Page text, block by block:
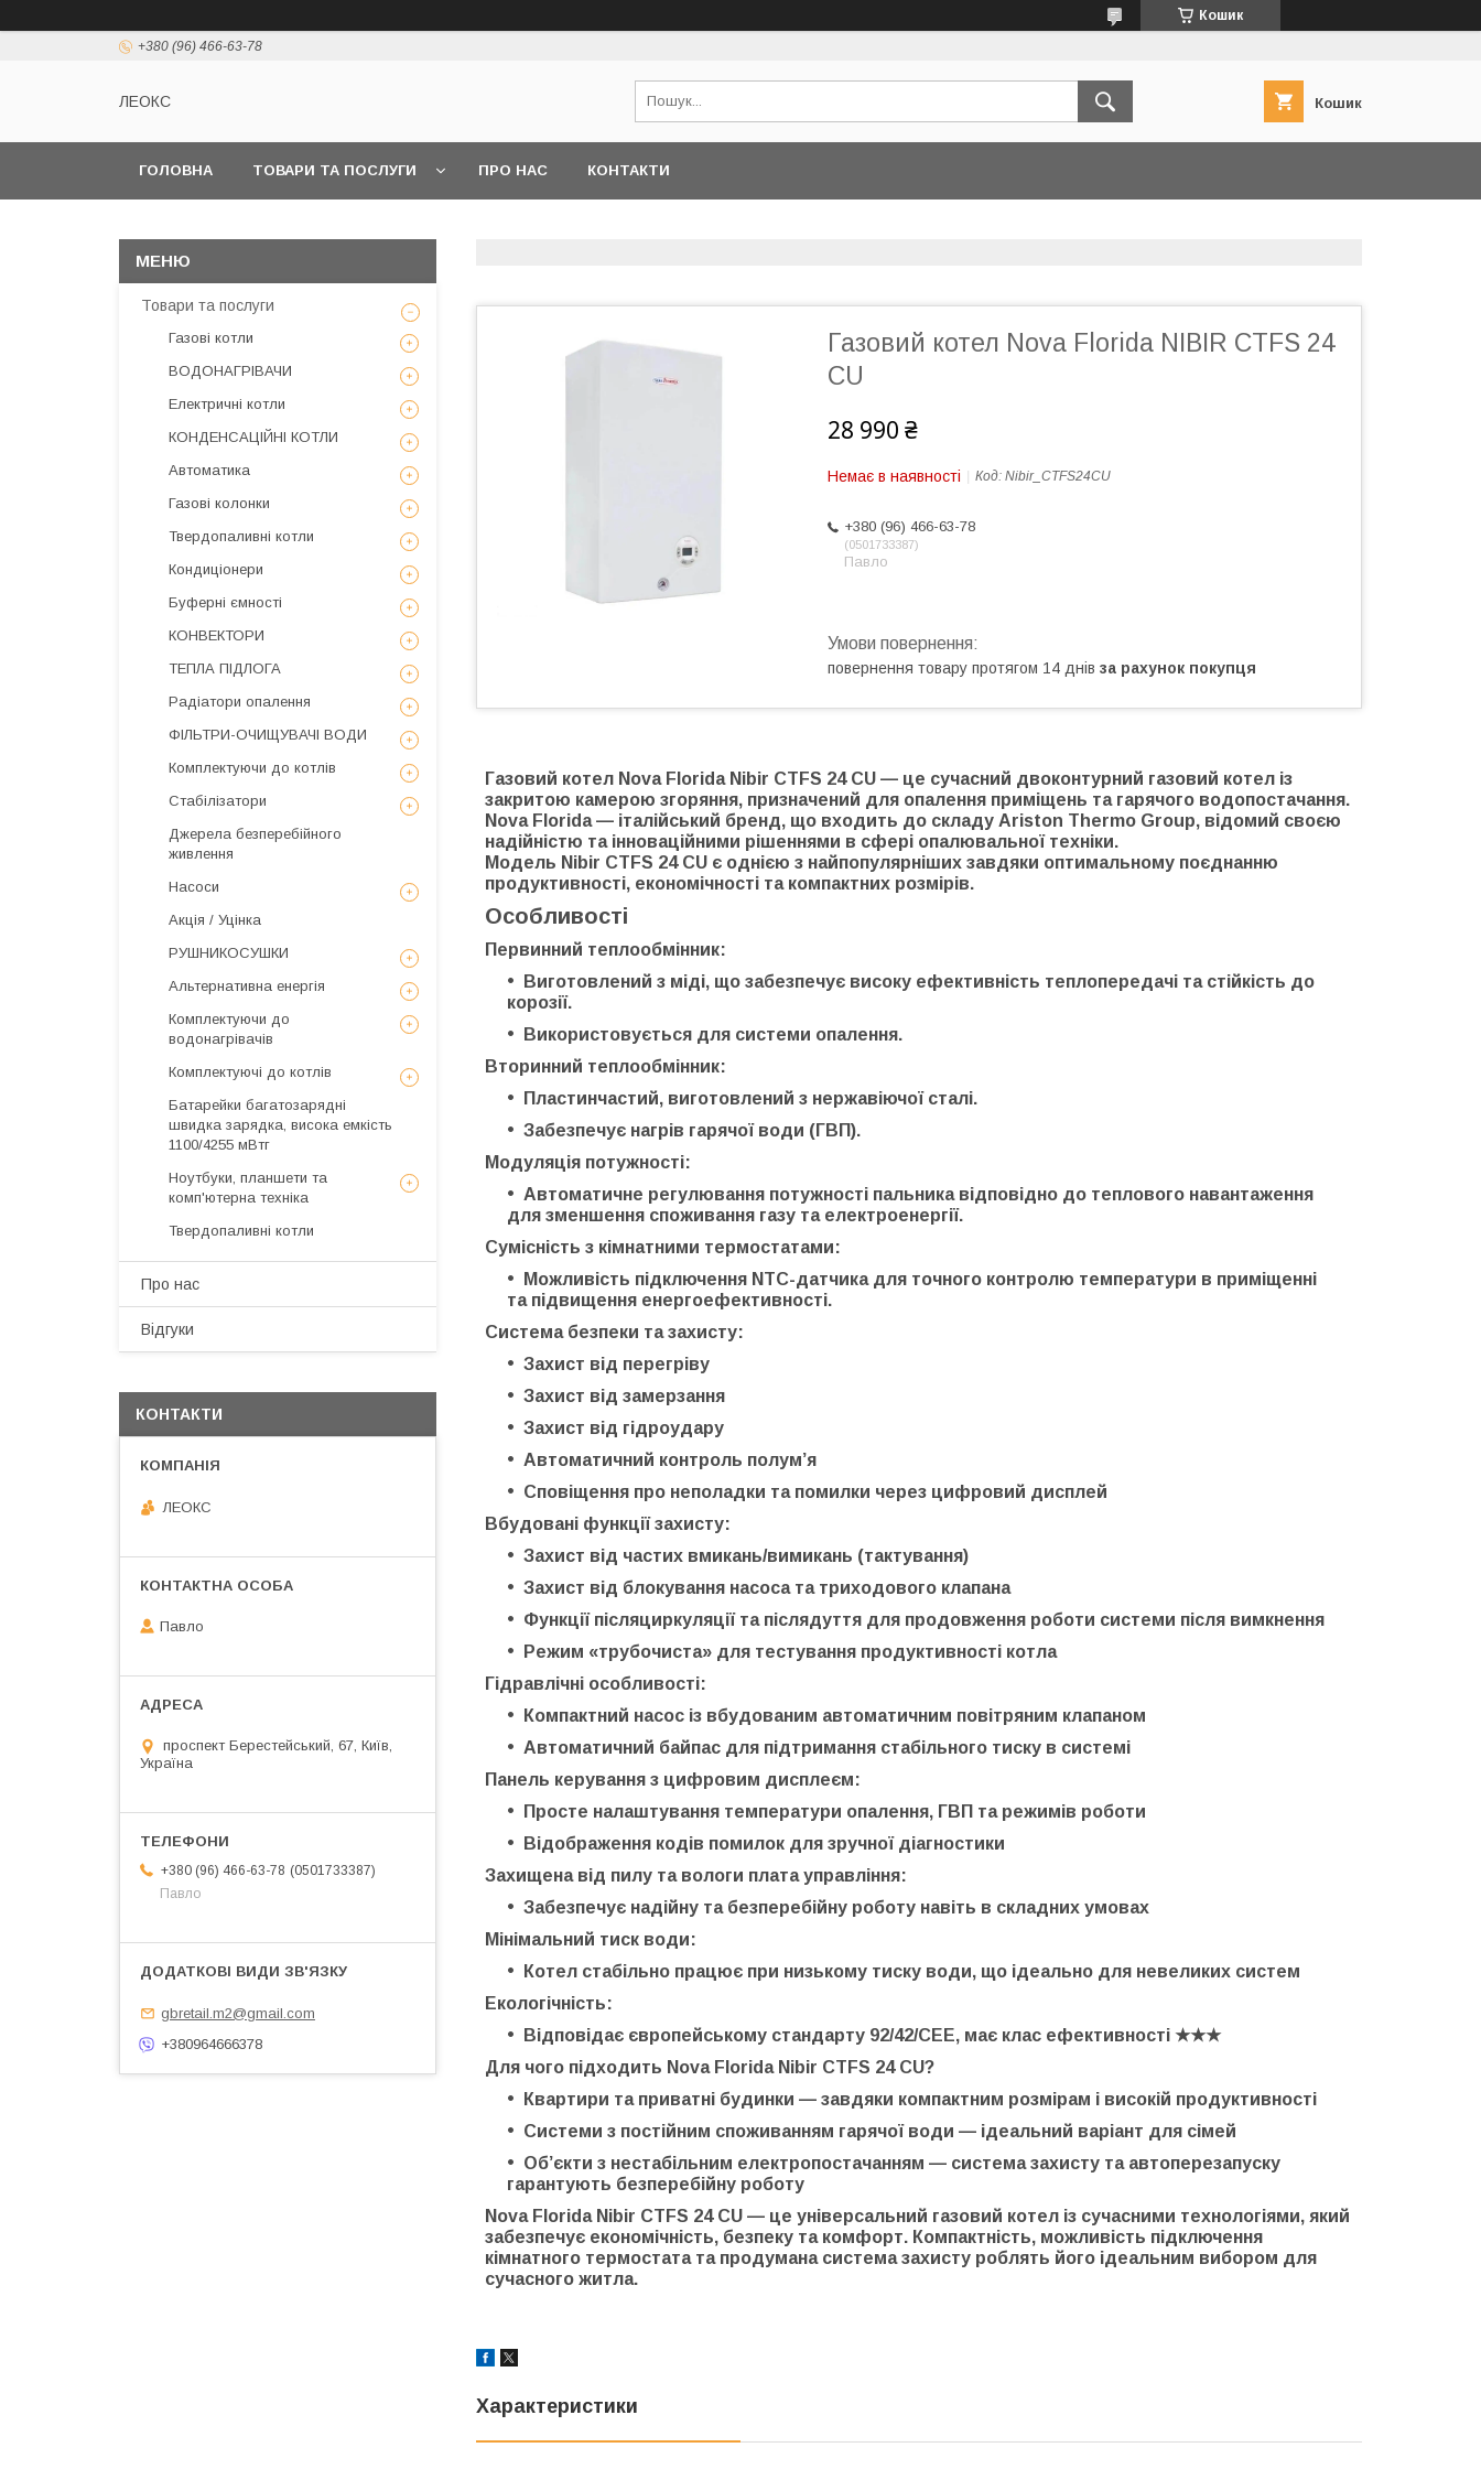
Кошик
+380 (96) 466-63-78
ЛЕОКС Кошик
ГОЛОВНА ТОВАРИ ТА ПОСЛУГИ ПРО НАС КОНТАКТИ
Газовий котел Nova Florida NIBIR CTFS 24
CU
28 990 ₴
Немає в наявності Код: Nibir_CTFS24CU
+380 (96) 466-63-78
0501733387
Павло
повернення товару протягом 14 днів за рахунок покупця
Газовий котел Nova Florida Nibir CTFS 24 CU — це сучасний двоконтурний газовий котел із
закритою камерою згоряння, призначений для опалення приміщень та гарячого водопостачання.
Nova Florida— італійський бренд, що входить до складу Ariston Thermo Group, відомий своєю
надійністю та інноваційними рішеннями в сфері опалювальної техніки.
Модель Nibir CTFS 24 CU є однією з найпопулярніших завдяки оптимальному поєднанню
продуктивності, економічності та компактних розмірів.
Особливості
Первинний теплообмінник:
Виготовлений з міді, що забезпечує високу ефективність теплопередачі та стійкість до
корозії.
Використовується для системи опалення.
Вторинний теплообмінник:
Пластинчастий, виготовлений з нержавіючої сталі.
Забезпечує нагрів гарячої води (ГВП).
Модуляція потужності:
Автоматичне регулювання потужності пальника відповідно до теплового навантаження
для зменшення споживання газу та електроенергії.
Сумісність з кімнатними термостатами:
Можливість підключення NTC-датчикадля точного контролю температури в приміщенні
та підвищення енергоефективності.
Система безпеки та захисту:
Захист від перегріву
Захист від замерзання
Захист від гідроудару
Автоматичний контроль полум’я
Сповіщення про неполадки та помилки через цифровий дисплей
Вбудовані функції захисту:
Захист від частих вмикань/вимикань (тактування)
Захист від блокування насосата триходового клапана
Функції післяциркуляції та післядуття для продовження роботи системи після вимкнення
Режим «трубочиста» для тестування продуктивності котла
Гідравлічні особливості:
Компактний насос із вбудованим автоматичним повітряним клапаном
Автоматичний байпас для підтримання стабільного тиску в системі
Панель керування з цифровим дисплеєм:
Просте налаштування температури опалення, ГВП та режимів роботи
Відображення кодів помилок для зручної діагностики
Захищена від пилу та вологи плата управління:
Забезпечує надійну та безперебійну роботу навіть в складних умовах
Мінімальний тиск води:
Котел стабільно працює при низькому тиску води, що ідеально для невеликих систем
Екологічність:
Відповідає європейському стандарту 92/42/CEE, має клас ефективності ★★★
Для чого підходить Nova Florida Nibir CTFS 24 CU?
Квартири та приватні будинки — завдяки компактним розмірам і високій продуктивності
Системи з постійним споживанням гарячої води — ідеальний варіант для сімей
Об’єкти з нестабільним електропостачанням — система захисту та автоперезапуску
гарантують безперебійну роботу
Nova Florida Nibir CTFS 24 CU — це універсальний газовий котел із сучасними технологіями, який
забезпечує економічність, безпеку та комфорт. Компактність, можливість підключення
кімнатного термостата та продумана система захисту роблять його ідеальним вибором для
сучасного житла.
Характеристики
Товари та послуги
Газові котли
ВОДОНАГРІВАЧИ
Електричні котли
КОНДЕНСАЦІЙНІ КОТЛИ
Автоматика
Газові колонки
Твердопаливні котли
Кондиціонери
Буферні ємності
КОНВЕКТОРИ
ТЕПЛА ПІДЛОГА
Радіатори опалення
ФІЛЬТРИ-ОЧИЩУВАЧІ ВОДИ
Комплектуючи до котлів
Стабілізатори
Джерела безперебійного
живлення
Насоси
Акція / Уцінка
РУШНИКОСУШКИ
Альтернативна енергія
Комплектуючи до
водонагрівачів
Комплектуючі до котлів
Батарейки багатозарядні
швидка зарядка, висока емкість
1100/4255 мВтг
Ноутбуки, планшети та
комп'ютерна техніка
Твердопаливні котли
Про нас
Відгуки
КОНТАКТИ
ЛЕОКС
Павло
проспект Берестейський, 67, Київ,
Україна
+380 (96) 466-63-78
0501733387
Павло
gbretail.m2@gmail.com
+380964666378